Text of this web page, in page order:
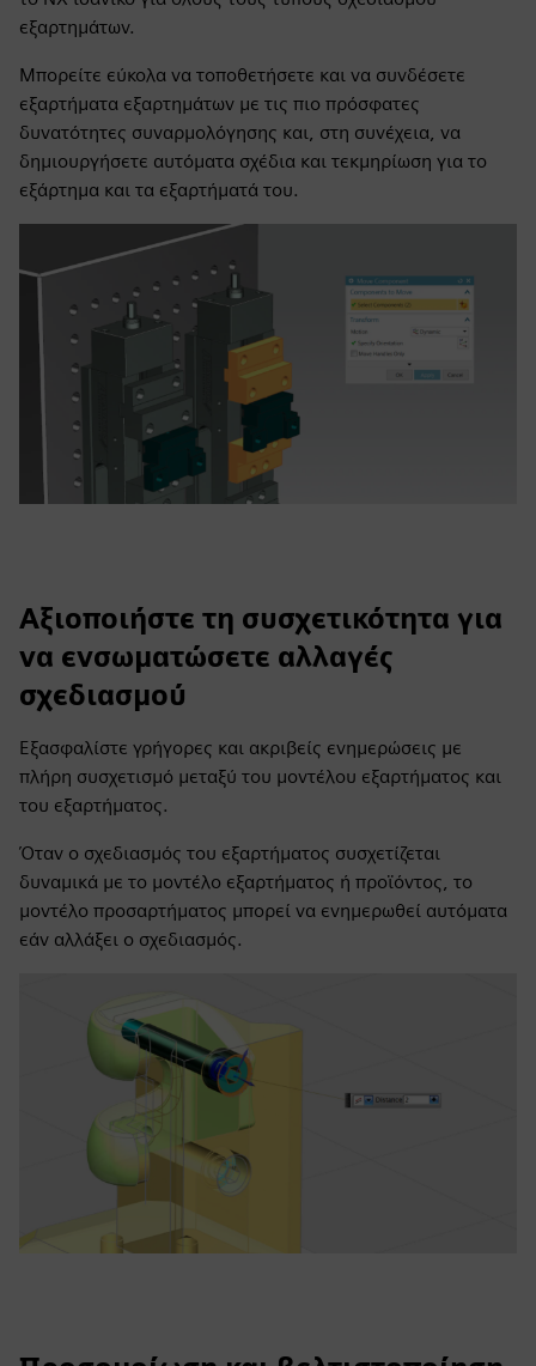
εξαρτημάτων.
Μπορείτε εύκολα να τοποθετήσετε και να συνδέσετε
εξαρτήματα εξαρτημάτων με τις πιο πρόσφατες
δυνατότητες συναρμολόγησης και, στη συνέχεια, να
δημιουργήσετε αυτόματα σχέδια και τεκμηρίωση για το
εξάρτημα και τα εξαρτήματά του.
Αξιοποιήστε τη συσχετικότητα για
να ενσωματώσετε αλλαγές
σχεδιασμού
Εξασφαλίστε γρήγορες και ακριβείς ενημερώσεις με
πλήρη συσχετισμό μεταξύ του μοντέλου εξαρτήματος και
του εξαρτήματος.
Όταν ο σχεδιασμός του εξαρτήματος συσχετίζεται
δυναμικά με το μοντέλο εξαρτήματος ή προϊόντος, το
μοντέλο προσαρτήματος μπορεί να ενημερωθεί αυτόματα
εάν αλλάξει ο σχεδιασμός.